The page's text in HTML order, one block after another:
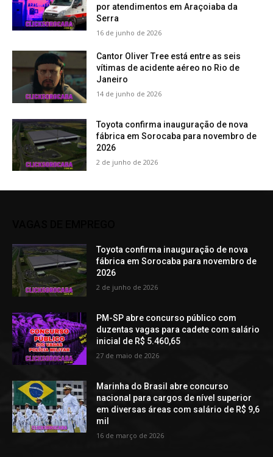
por atendimentos em Araçoiaba da
Serra
16 de junho de 2026
Cantor Oliver Tree está entre as seis
vítimas de acidente aéreo no Rio de
Janeiro
14 de junho de 2026
Toyota confirma inauguração de nova
fábrica em Sorocaba para novembro de
2026
2 de junho de 2026
Toyota confirma inauguração de nova
fábrica em Sorocaba para novembro de
2026
2 de junho de 2026
PM-SP abre concurso público com
duzentas vagas para cadete com salário
inicial de R$ 5.460,65
27 de maio de 2026
Marinha do Brasil abre concurso
nacional para cargos de nível superior
em diversas áreas com salário de R$ 9,6
mil
16 de março de 2026